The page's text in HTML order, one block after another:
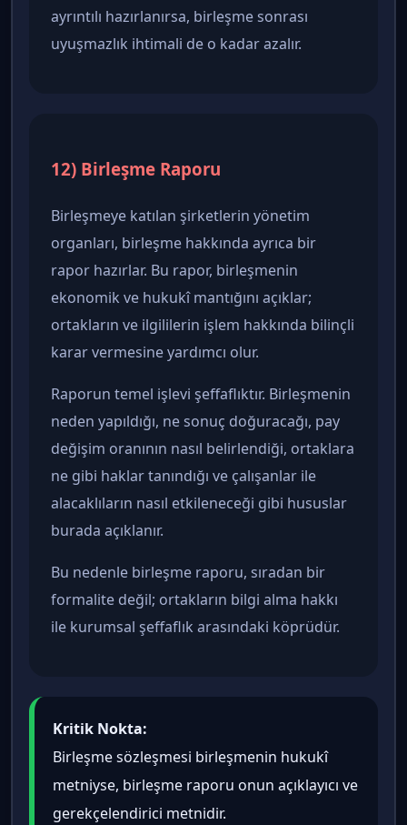
ayrıntılı hazırlanırsa, birleşme sonrası
uyuşmazlık ihtimali de o kadar azalır.
12) Birleşme Raporu
Birleşmeye katılan şirketlerin yönetim
organları, birleşme hakkında ayrıca bir
rapor hazırlar. Bu rapor, birleşmenin
ekonomik ve hukukî mantığını açıklar;
ortakların ve ilgililerin işlem hakkında bilinçli
karar vermesine yardımcı olur.
Raporun temel işlevi şeffaflıktır. Birleşmenin
neden yapıldığı, ne sonuç doğuracağı, pay
değişim oranının nasıl belirlendiği, ortaklara
ne gibi haklar tanındığı ve çalışanlar ile
alacaklıların nasıl etkileneceği gibi hususlar
burada açıklanır.
Bu nedenle birleşme raporu, sıradan bir
formalite değil; ortakların bilgi alma hakkı
ile kurumsal şeffaflık arasındaki köprüdür.
Kritik Nokta:
Birleşme sözleşmesi birleşmenin hukukî
metniyse, birleşme raporu onun açıklayıcı ve
gerekçelendirici metnidir.